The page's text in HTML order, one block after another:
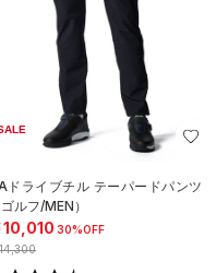
ドライブチル テーパードパンツ
ゴルフ/MEN）
10,010 30%OFF